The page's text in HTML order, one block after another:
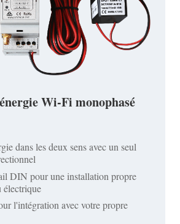
Wi-Fi monophasé
dans les deux sens avec un seul
DIN pour une installation propre
électrique
l'intégration avec votre propre